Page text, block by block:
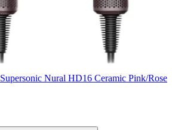
Nural HD16 Ceramic Pink/Rose